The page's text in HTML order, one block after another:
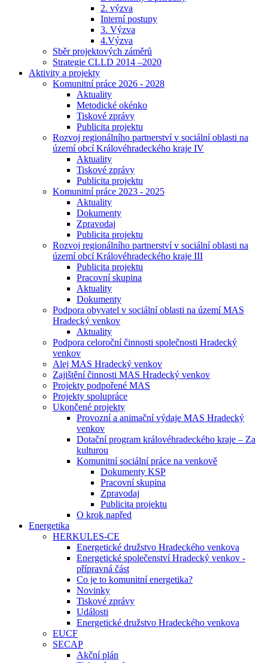
2. výzva
Interní postupy
3. Výzva
4.Výzva
Sběr projektových záměrů
Strategie CLLD 2014 –2020
Aktivity a projekty
Komunitní práce 2026 - 2028
Aktuality
Metodické okénko
Tiskové zprávy
Publicita projektu
Rozvoj regionálního partnerství v sociální oblasti na
území obcí Královéhradeckého kraje IV
Aktuality
Tiskové zprávy
Publicita projektu
Komunitní práce 2023 - 2025
Aktuality
Dokumenty
Zpravodaj
Publicita projektu
Rozvoj regionálního partnerství v sociální oblasti na
území obcí Královéhradeckého kraje III
Publicita projektu
Pracovní skupina
Aktuality
Dokumenty
Podpora obyvatel v sociální oblasti na území MAS
Hradecký venkov
Aktuality
Podpora celoroční činnosti společnosti Hradecký
venkov
Alej MAS Hradecký venkov
Zajištění činnosti MAS Hradecký venkov
Projekty podpořené MAS
Projekty spolupráce
Ukončené projekty
Provozní a animační výdaje MAS Hradecký
venkov
Dotační program královéhradeckého kraje – Za
kulturou
Komunitní sociální práce na venkově
Dokumenty KSP
Pracovní skupina
Zpravodaj
Publicita projektu
O krok napřed
Energetika
HERKULES-CE
Energetické družstvo Hradeckého venkova
Energetické společenství Hradecký venkov -
přípravná část
Co je to komunitní energetika?
Novinky
Tiskové zprávy
Události
Energetické družstvo Hradeckého venkova
EUCF
SECAP
Akční plán